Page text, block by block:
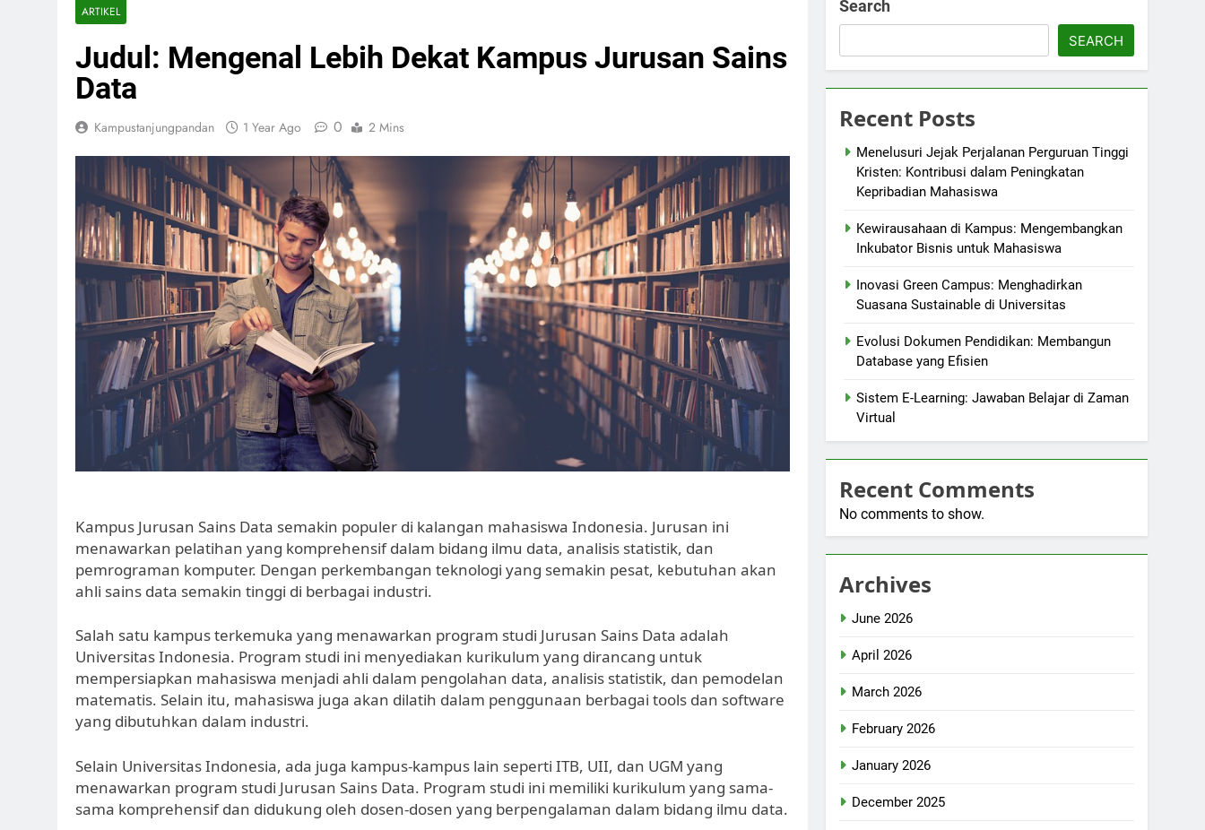
ARTIKEL
Judul: Mengenal Lebih Dekat Kampus Jurusan Sains
Data
Kampustanjungpandan 1 Year Ago 0 2 Mins
Kampus Jurusan Sains Data semakin populer di kalangan mahasiswa Indonesia. Jurusan ini
menawarkan pelatihan yang komprehensif dalam bidang ilmu data, analisis statistik, dan
pemrograman komputer. Dengan perkembangan teknologi yang semakin pesat, kebutuhan akan
ahli sains data semakin tinggi di berbagai industri.
Salah satu kampus terkemuka yang menawarkan program studi Jurusan Sains Data adalah
Universitas Indonesia. Program studi ini menyediakan kurikulum yang dirancang untuk
mempersiapkan mahasiswa menjadi ahli dalam pengolahan data, analisis statistik, dan pemodelan
matematis. Selain itu, mahasiswa juga akan dilatih dalam penggunaan berbagai tools dan software
yang dibutuhkan dalam industri.
Selain Universitas Indonesia, ada juga kampus-kampus lain seperti ITB, UII, dan UGM yang
menawarkan program studi Jurusan Sains Data. Program studi ini memiliki kurikulum yang sama-
sama komprehensif dan didukung oleh dosen-dosen yang berpengalaman dalam bidang ilmu data.
Search
SEARCH
Recent Posts
Menelusuri Jejak Perjalanan Perguruan Tinggi
Kristen: Kontribusi dalam Peningkatan
Kepribadian Mahasiswa
Kewirausahaan di Kampus: Mengembangkan
Inkubator Bisnis untuk Mahasiswa
Inovasi Green Campus: Menghadirkan
Suasana Sustainable di Universitas
Evolusi Dokumen Pendidikan: Membangun
Database yang Efisien
Sistem E-Learning: Jawaban Belajar di Zaman
Virtual
Recent Comments
No comments to show.
Archives
June 2026
April 2026
March 2026
February 2026
January 2026
December 2025